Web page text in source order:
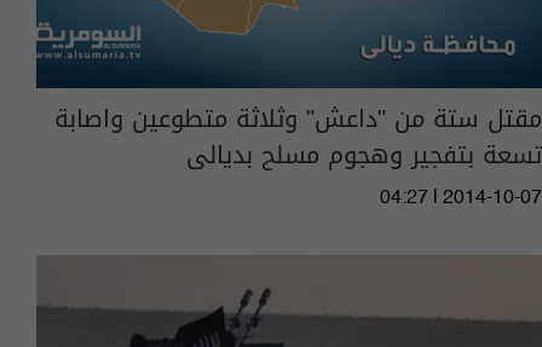
مقتل ستة من "داعش" وثلاثة متطوعين واصابة
تسعة بتفجير وهجوم مسلح بديالى
04:27 | 2014-10-07